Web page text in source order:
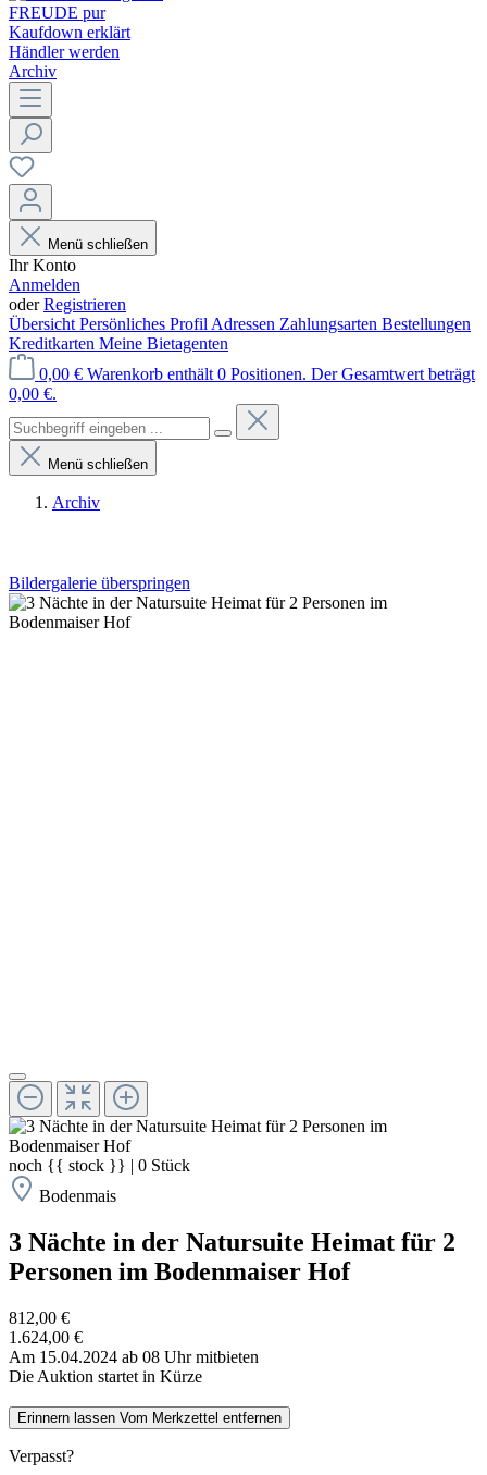
FREUDE pur
Kaufdown erklärt
Händler werden
Archiv
Menü schließen
Ihr Konto
Anmelden
oderRegistrieren
Übersicht Persönliches Profil Adressen Zahlungsarten Bestellungen
Kreditkarten Meine Bietagenten
0,00 € Warenkorb enthält 0 Positionen. Der Gesamtwert beträgt
0,00 €.
Menü schließen
Archiv
Bildergalerie überspringen
noch {{ stock }} | 0 Stück
Bodenmais
3 Nächte in der Natursuite Heimat für 2
Personen im Bodenmaiser Hof
812,00 €
1.624,00 €
Am 15.04.2024 ab 08 Uhr mitbieten
Die Auktion startet in Kürze
Erinnern lassen Vom Merkzettel entfernen
Verpasst?